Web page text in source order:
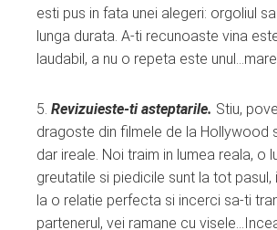
esti pus in fata unei alegeri: orgoliul
lunga durata. A-ti recunoaste vina
laudabil, a nu o repeta este
5. Revizuieste-ti asteptarile. Stiu,
dragoste din filmele de la Hollywood
dar ireale. Noi traim in lumea reala, o
greutatile si piedicile sunt la tot pasul,
la o relatie perfecta si incerci sa-ti
partenerul, vei ramane cu